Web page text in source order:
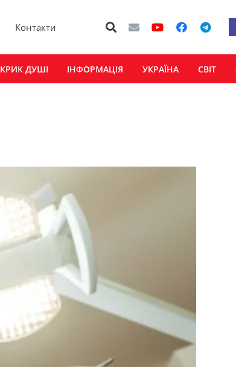
Контакти
КРИК ДУШІ ІНФОРМАЦІЯ УКРАЇНА СВІТ